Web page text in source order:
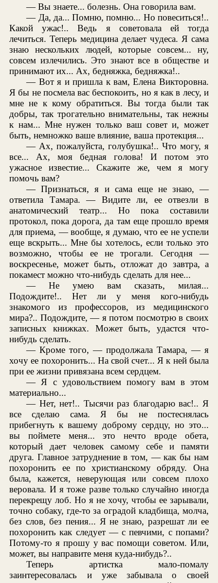
— Вы знаете... болезнь. Она говорила вам.
— Да, да... Помню, помню... Но повеситься!..
Какой ужас!.. Ведь я советовала ей тогда
лечиться. Теперь медицина делает чудеса. Я сама
знаю нескольких людей, которые совсем... ну,
совсем излечились. Это знают все в обществе и
принимают их... Ах, бедняжка, бедняжка!..
— Вот я и пришла к вам, Елена Викторовна.
Я бы не посмела вас беспокоить, но я как в лесу, и
мне не к кому обратиться. Вы тогда были так
добры, так трогательно внимательны, так нежны
к нам... Мне нужен только ваш совет и, может
быть, немножко ваше влияние, ваша протекция...
— Ах, пожалуйста, голубушка!.. Что могу, я
все... Ах, моя бедная голова! И потом это
ужасное известие... Скажите же, чем я могу
помочь вам?
— Признаться, я и сама еще не знаю, —
ответила Тамара. — Видите ли, ее отвезли в
анатомический театр... Но пока составили
протокол, пока дорога, да там еще прошло время
для приема, — вообще, я думаю, что ее не успели
еще вскрыть... Мне бы хотелось, если только это
возможно, чтобы ее не трогали. Сегодня —
воскресенье, может быть, отложат до завтра, а
покамест можно что-нибудь сделать для нее...
— Не умею вам сказать, милая...
Подождите!.. Нет ли у меня кого-нибудь
знакомого из профессоров, из медицинского
мира?.. Подождите, — я потом посмотрю в своих
записных книжках. Может быть, удастся что-
нибудь сделать.
— Кроме того, — продолжала Тамара, — я
хочу ее похоронить... На свой счет... Я к ней была
при ее жизни привязана всем сердцем.
— Я с удовольствием помогу вам в этом
материально...
— Нет, нет!.. Тысячи раз благодарю вас!.. Я
все сделаю сама. Я бы не постеснялась
прибегнуть к вашему доброму сердцу, но это...
вы поймете меня... это нечто вроде обета,
который дает человек самому себе и памяти
друга. Главное затруднение в том, — как бы нам
похоронить ее по христианскому обряду. Она
была, кажется, неверующая или совсем плохо
веровала. И я тоже разве только случайно иногда
перекрещу лоб. Но я не хочу, чтобы ее зарывали,
точно собаку, где-то за оградой кладбища, молча,
без слов, без пения... Я не знаю, разрешат ли ее
похоронить как следует — с певчими, с попами?
Потому-то я прошу у вас помощи советом. Или,
может, вы направите меня куда-нибудь?..
Теперь артистка мало-помалу
заинтересовалась и уже забывала о своей